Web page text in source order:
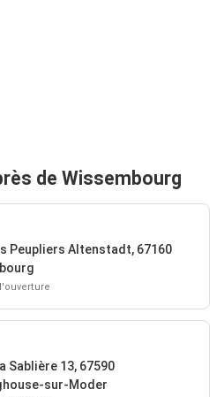
de Wissembourg
Peupliers Altenstadt, 67160
Sablière 13, 67590
sur-Moder